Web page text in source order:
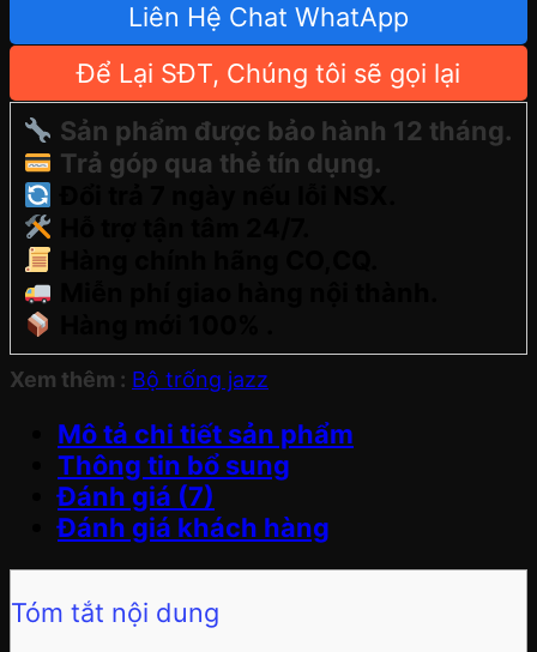
Liên Hệ Chat WhatApp
Để Lại SĐT, Chúng tôi sẽ gọi lại
Sản phẩm được bảo hành 12 tháng.
Trả góp qua thẻ tín dụng.
Xem thêm : Bộ trống jazz
Mô tả chi tiết sản phẩm
Thông tin bổ sung
Đánh giá (7)
Đánh giá khách hàng
Tóm tắt nội dung